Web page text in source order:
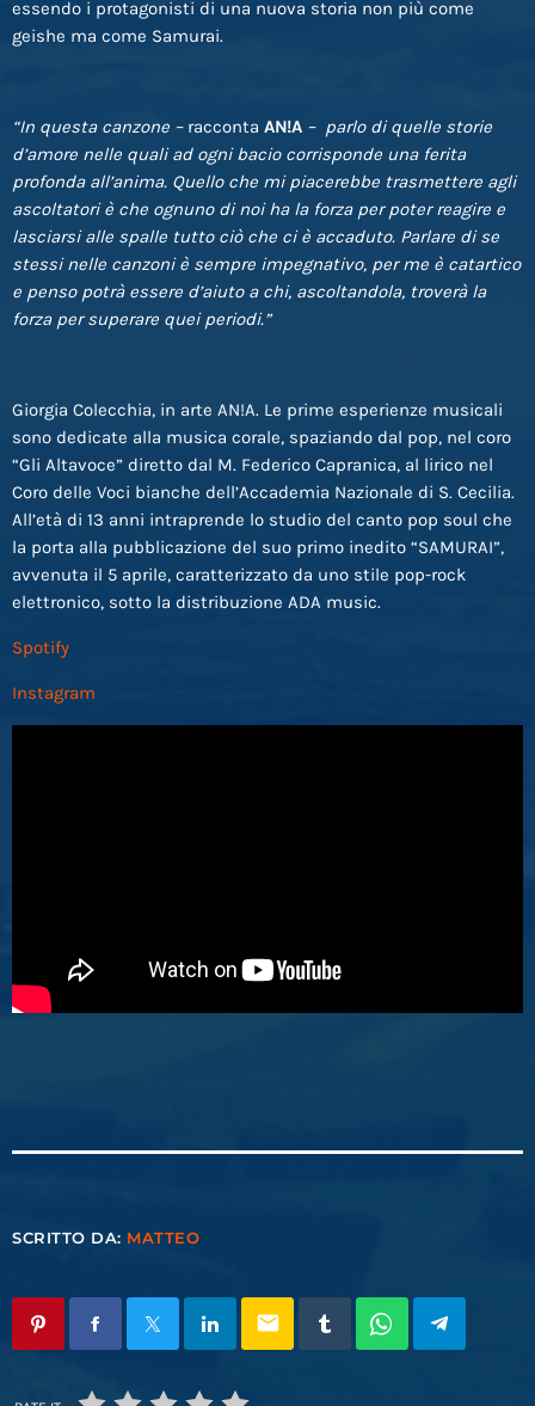
essendo i protagonisti di una nuova storia non più come
geishe ma come Samurai.
“In questa canzone – racconta AN!A– parlo di quelle storie
d’amore nelle quali ad ogni bacio corrisponde una ferita
profonda all’anima. Quello che mi piacerebbe trasmettere agli
ascoltatori è che ognuno di noi ha la forza per poter reagire e
lasciarsi alle spalle tutto ciò che ci è accaduto. Parlare di se
stessi nelle canzoni è sempre impegnativo, per me è catartico
e penso potrà essere d’aiuto a chi, ascoltandola, troverà la
forza per superare quei periodi.”
Giorgia Colecchia, in arte AN!A. Le prime esperienze musicali
sono dedicate alla musica corale, spaziando dal pop, nel coro
“Gli Altavoce” diretto dal M. Federico Capranica, al lirico nel
Coro delle Voci bianche dell’Accademia Nazionale di S. Cecilia.
All’età di 13 anni intraprende lo studio del canto pop soul che
la porta alla pubblicazione del suo primo inedito “SAMURAI”,
avvenuta il 5 aprile, caratterizzato da uno stile pop-rock
elettronico, sotto la distribuzione ADA music.
Spotify
Instagram
SCRITTO DA: MATTEO
email